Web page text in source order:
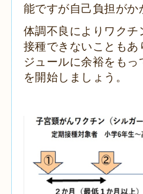
能ですが自己負担が
体調不良によりワクチ
接種できないこともあ
ジュールに余裕をも
を開始しましょう。